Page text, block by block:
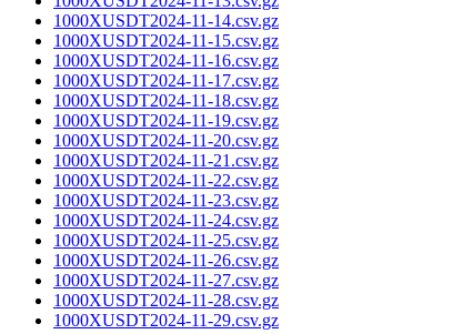
1000XUSDT2024-11-14.csv.gz
1000XUSDT2024-11-15.csv.gz
1000XUSDT2024-11-16.csv.gz
1000XUSDT2024-11-17.csv.gz
1000XUSDT2024-11-18.csv.gz
1000XUSDT2024-11-19.csv.gz
1000XUSDT2024-11-20.csv.gz
1000XUSDT2024-11-21.csv.gz
1000XUSDT2024-11-22.csv.gz
1000XUSDT2024-11-23.csv.gz
1000XUSDT2024-11-24.csv.gz
1000XUSDT2024-11-25.csv.gz
1000XUSDT2024-11-26.csv.gz
1000XUSDT2024-11-27.csv.gz
1000XUSDT2024-11-28.csv.gz
1000XUSDT2024-11-29.csv.gz